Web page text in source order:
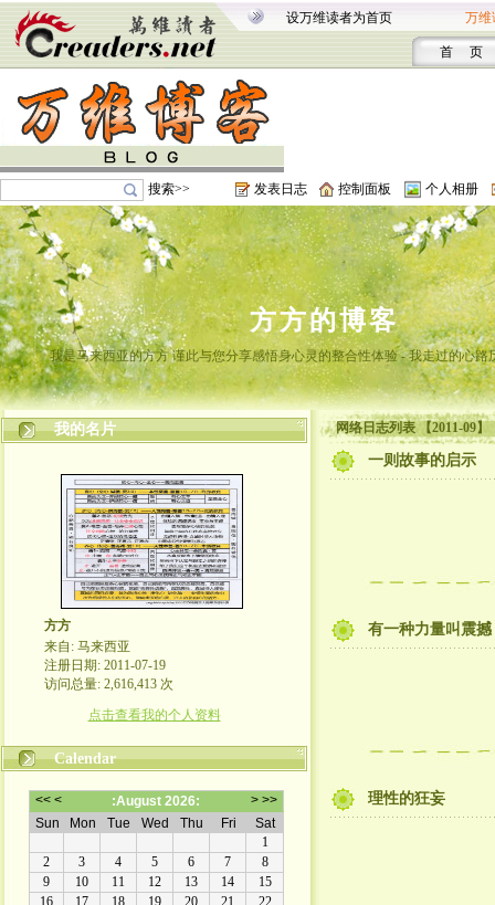
设万维读者为首页 万维
首 页
搜索>> 发表日志 控制面板 个人相册
方方的博客
我是马来西亚的方方 谨此与您分享感悟身心灵的整合性体验 - 我走过的心路
我的名片
方方
来自: 马来西亚
注册日期: 2011-07-19
访问总量: 2,616,413 次
点击查看我的个人资料
Calendar
网络日志列表 【2011-09】
一则故事的启示
有一种力量叫震撼
理性的狂妄